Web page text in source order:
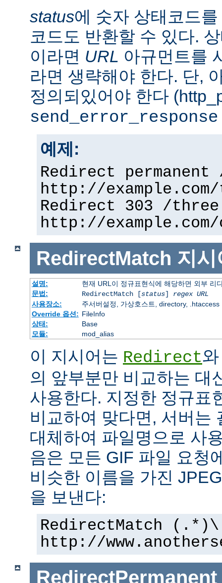
status에 숫자 상태코드
코드도 반환할 수 있다.
이라면 URL 아규먼트를
라면 생략해야 한다. 단,
정의되있어야 한다
send_error_response
예제:
Redirect permanent
http://example.com/
Redirect 303 /three
http://
RedirectMatch 지시
설명:
현재 URL이 정규표현식에 해당하면 외부 리
문법:
RedirectMatch [status] regex URL
사용장소:
주서버설정, 가상호스트, directory, .htaccess
Override 옵션: FileInfo
상태:
Base
모듈:
mod_alias
이 지시어는 Redirect
의 앞부분만 비교하는 대
사용한다. 지정한 정규표
비교하여 맞다면, 서버는
대체하여 파일명으로 사
음은 모든 GIF 파일 요청
비슷한 이름을 가진
을 보낸다:
RedirectMatch
http://
RedirectPermanent